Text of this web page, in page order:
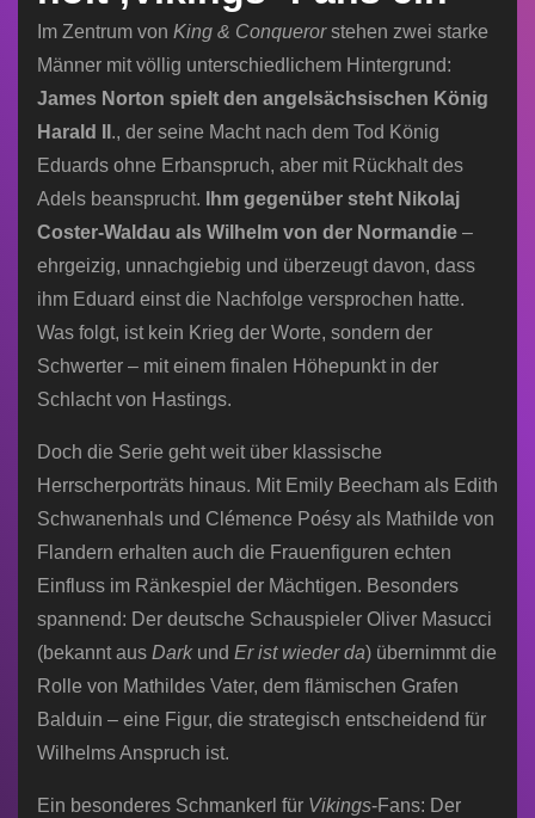
Im Zentrum von King & Conquerorstehen zwei starke
Männer mit völlig unterschiedlichem Hintergrund:
James Norton spielt den angelsächsischen König
Harald II ., der seine Macht nach dem Tod König
Eduards ohne Erbanspruch, aber mit Rückhalt des
Adels beansprucht.
Ihm gegenüber steht Nikolaj
Coster-Waldau als Wilhelm von der Normandie –
ehrgeizig, unnachgiebig und überzeugt davon, dass
ihm Eduard einst die Nachfolge versprochen hatte.
Was folgt, ist kein Krieg der Worte, sondern der
Schwerter – mit einem finalen Höhepunkt in der
Schlacht von Hastings.
Doch die Serie geht weit über klassische
Herrscherporträts hinaus. Mit Emily Beecham als Edith
Schwanenhals und Clémence Poésy als Mathilde von
Flandern erhalten auch die Frauenfiguren echten
Einfluss im Ränkespiel der Mächtigen. Besonders
spannend: Der deutsche Schauspieler Oliver Masucci
(bekannt aus Darkund Er ist wieder da) übernimmt die
Rolle von Mathildes Vater, dem flämischen Grafen
Balduin – eine Figur, die strategisch entscheidend für
Wilhelms Anspruch ist.
Ein besonderes Schmankerl für Vikings-Fans: Der